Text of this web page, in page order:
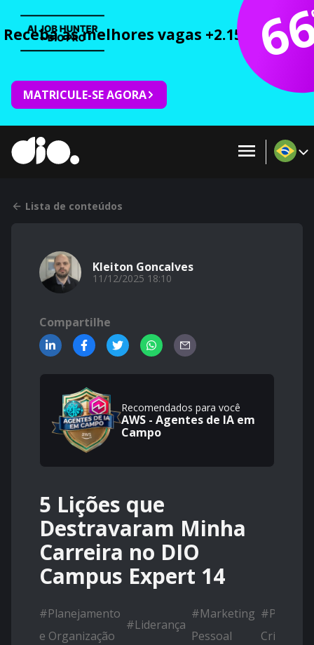
Receba as melhores vagas +2.150 cursos
MATRICULE-SE AGORA
Lista de conteúdos
Kleiton Goncalves
11/12/2025 18:10
Compartilhe
Recomendados para você
AWS - Agentes de IA em
Campo
5 Lições que
Destravaram Minha
Carreira no DIO
Campus Expert 14
#Planejamento
e Organização
#Liderança
#Marketing
Pessoal
#
Crítico